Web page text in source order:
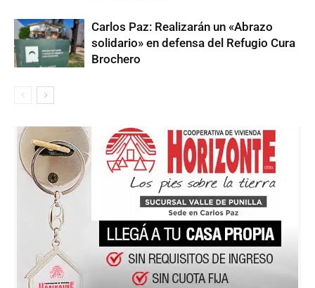
Carlos Paz: Realizarán un «Abrazo
solidario» en defensa del Refugio Cura
Brochero